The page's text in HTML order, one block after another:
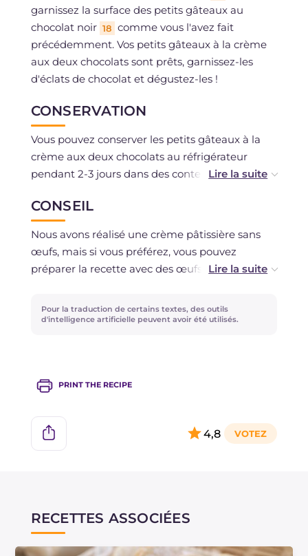
garnissez la surface des petits gâteaux au
chocolat noir 18 comme vous l'avez fait
précédemment. Vos petits gâteaux à la crème
aux deux chocolats sont prêts, garnissez-les
d'éclats de chocolat et dégustez-les !
CONSERVATION
Vous pouvez conserver les petits gâteaux à la
crème aux deux chocolats au réfrigérateur
pendant 2-3 jours dans des contenants
congélation est déconseillée.
CONSEIL
Nous avons réalisé une crème pâtissière sans
œufs, mais si vous préférez, vous pouvez
préparer la recette avec des œufs que vous
Crème pâtissière au chocolat blanc
Pour la traduction de certains textes, des outils
d'intelligence artificielle peuvent avoir été utilisés.
PRINT THE RECIPE
4,8
RECETTES ASSOCIÉES